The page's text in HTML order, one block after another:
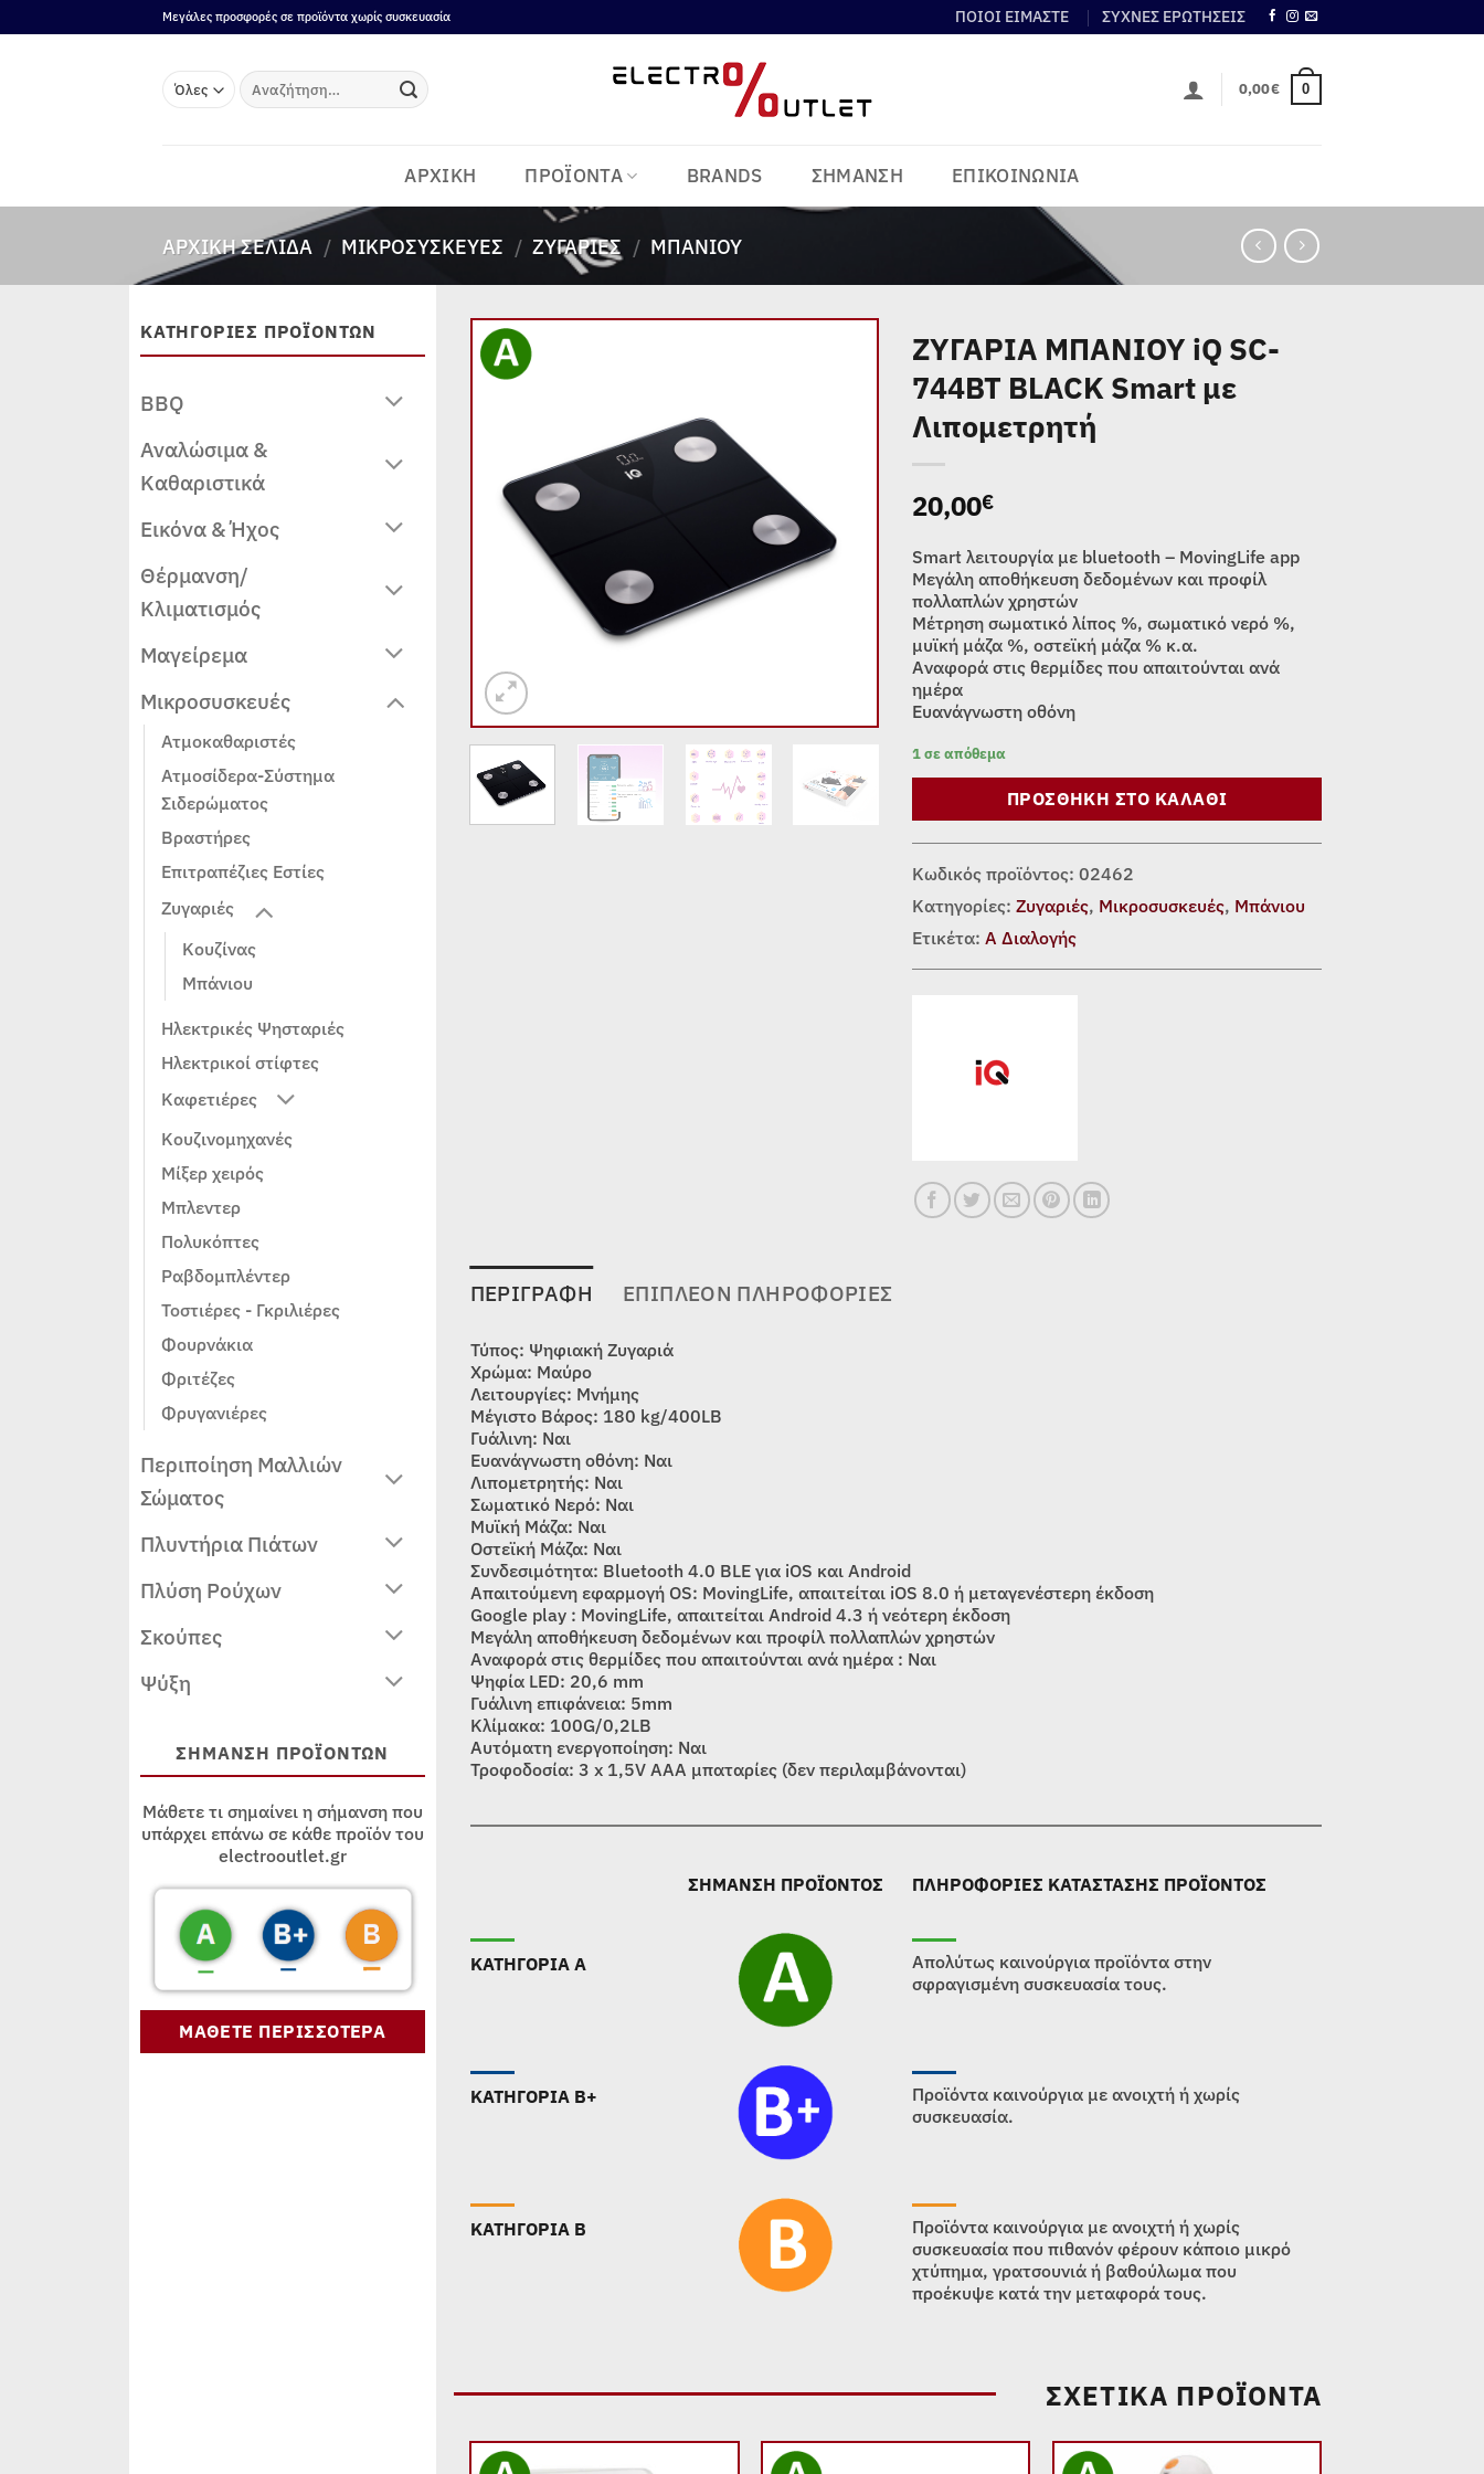
στο
Μεγάλες προσφορές σε προϊόντα χωρίς συσκευασία ΠΟΙΟΙ ΕΙΜΑΣΤΕ ΣΥΧΝΕΣ ΕΡΩΤΗΣΕΙΣ
Αναζήτηση
για:
0,00€ 0
ΑΡΧΙΚΗ ΠΡΟΪΟΝΤΑ BRANDS ΣΗΜΑΝΣΗ ΕΠΙΚΟΙΝΩΝΙΑ
ΑΡΧΙΚΉ ΣΕΛΊΔΑ / ΜΙΚΡΟΣΥΣΚΕΥΈΣ / ΖΥΓΑΡΙΈΣ / ΜΠΆΝΙΟΥ
ΚΑΤΗΓΟΡΙΕΣ ΠΡΟΪΟΝΤΩΝ
BBQ
Αναλώσιμα &
Καθαριστικά
Εικόνα & Ήχος
Θέρμανση/
Κλιματισμός
Μαγείρεμα
Μικροσυσκευές
Ατμοκαθαριστές
Ατμοσίδερα-Σύστημα
Σιδερώματος
Βραστήρες
Επιτραπέζιες Εστίες
Ζυγαριές
Κουζίνας
Μπάνιου
Ηλεκτρικές Ψησταριές
Ηλεκτρικοί στίφτες
Καφετιέρες
Κουζινομηχανές
Μίξερ χειρός
Μπλεντερ
Πολυκόπτες
Ραβδομπλέντερ
Τοστιέρες - Γκριλιέρες
Φουρνάκια
Φριτέζες
Φρυγανιέρες
Περιποίηση Μαλλιών
Σώματος
Πλυντήρια Πιάτων
Πλύση Ρούχων
Σκούπες
Ψύξη
ΣΗΜΑΝΣΗ ΠΡΟΪΟΝΤΩΝ
Μάθετε τι σημαίνει η σήμανση που
υπάρχει επάνω σε κάθε προϊόν του
electrooutlet.gr
ΜΑΘΕΤΕ ΠΕΡΙΣΣΟΤΕΡΑ
ΖΥΓΑΡΙΑ ΜΠΑΝΙΟΥ iQ SC-
744BT BLACK Smart με
Λιπομετρητή
20,00€
Smart λειτουργία με bluetooth – MovingLife app
Μεγάλη αποθήκευση δεδομένων και προφίλ
πολλαπλών χρηστών
Μέτρηση σωματικό λίπος %, σωματικό νερό %,
μυϊκή μάζα %, οστεϊκή μάζα % κ.α.
Αναφορά στις θερμίδες που απαιτούνται ανά
ημέρα
Ευανάγνωστη οθόνη
1 σε απόθεμα
ΠΡΟΣΘΉΚΗ ΣΤΟ ΚΑΛΆΘΙ
Κωδικός προϊόντος:02462
Κατηγορίες:Ζυγαριές, Μικροσυσκευές, Μπάνιου
Ετικέτα:Α Διαλογής
ΠΕΡΙΓΡΑΦΉ ΕΠΙΠΛΈΟΝ ΠΛΗΡΟΦΟΡΊΕΣ
Τύπος: Ψηφιακή Ζυγαριά
Χρώμα: Μαύρο
Λειτουργίες: Μνήμης
Μέγιστο Βάρος: 180 kg/400LB
Γυάλινη: Ναι
Ευανάγνωστη οθόνη: Ναι
Λιπομετρητής: Ναι
Σωματικό Νερό: Ναι
Μυϊκή Μάζα: Ναι
Οστεϊκή Μάζα: Ναι
Συνδεσιμότητα: Bluetooth 4.0 BLE για iOS και Android
Απαιτούμενη εφαρμογή OS: MovingLife, απαιτείται iOS 8.0 ή μεταγενέστερη έκδοση
Google play : MovingLife, απαιτείται Android 4.3 ή νεότερη έκδοση
Μεγάλη αποθήκευση δεδομένων και προφίλ πολλαπλών χρηστών
Αναφορά στις θερμίδες που απαιτούνται ανά ημέρα : Ναι
Ψηφία LED: 20,6 mm
Γυάλινη επιφάνεια: 5mm
Κλίμακα: 100G/0,2LB
Αυτόματη ενεργοποίηση: Ναι
Τροφοδοσία: 3 x 1,5V AAA μπαταρίες (δεν περιλαμβάνονται)
ΣΗΜΑΝΣΗ ΠΡΟΪΟΝΤΟΣ ΠΛΗΡΟΦΟΡΙΕΣ ΚΑΤΑΣΤΑΣΗΣ ΠΡΟΪΟΝΤΟΣ
ΚΑΤΗΓΟΡΙΑ Α
Απολύτως καινούργια προϊόντα στην
σφραγισμένη συσκευασία τους.
ΚΑΤΗΓΟΡΙΑ B+
Προϊόντα καινούργια με ανοιχτή ή χωρίς
συσκευασία.
ΚΑΤΗΓΟΡΙΑ B
Προϊόντα καινούργια με ανοιχτή ή χωρίς
συσκευασία που πιθανόν φέρουν κάποιο μικρό
χτύπημα, γρατσουνιά ή βαθούλωμα που
προέκυψε κατά την μεταφορά τους.
ΣΧΕΤΙΚΆ ΠΡΟΪΌΝΤΑ